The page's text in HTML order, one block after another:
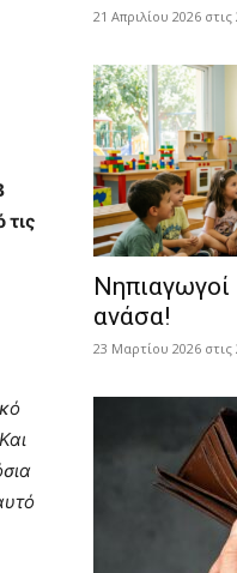
21 Απριλίου 2026 στις
ανάσα!
23 Μαρτίου 2026 στις